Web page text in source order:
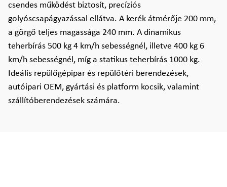
csendes működést biztosít, precíziós
golyóscsapágyazással ellátva. A kerék átmérője 200 mm,
a görgő teljes magassága 240 mm. A dinamikus
teherbírás 500 kg 4 km/h sebességnél, illetve 400 kg 6
km/h sebességnél, míg a statikus teherbírás 1000 kg.
Ideális repülőgépipar és repülőtéri berendezések,
autóipari OEM, gyártási és platform kocsik, valamint
szállítóberendezések számára.